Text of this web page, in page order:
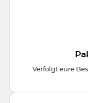
Verfolgt eure